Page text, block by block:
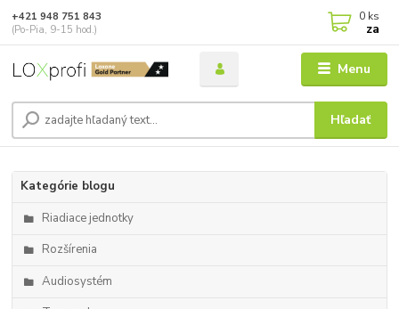
Menu
Hľadať
+421 948 751 843
(Po-Pia, 9-15 hod.)
0 ks
za
Kategórie blogu
Riadiace jednotky
Rozšírenia
Audiosystém